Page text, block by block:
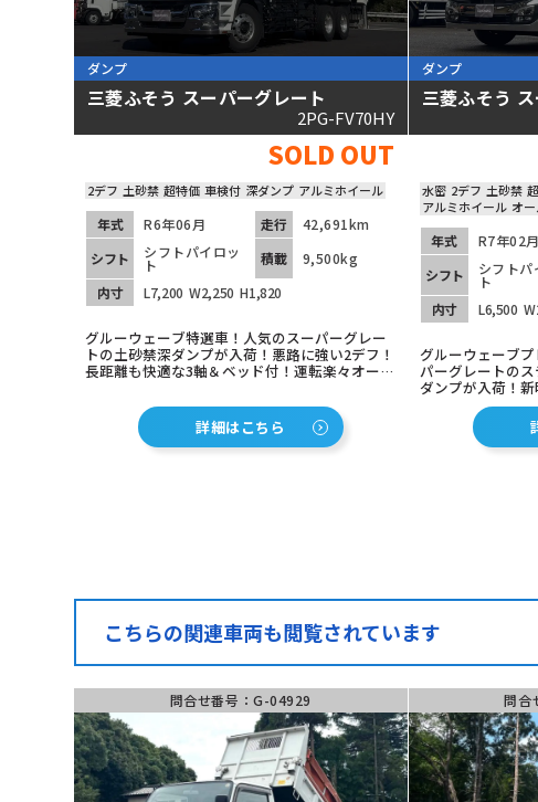
ダンプ
三菱ふそう スーパーグレート
2PG-FV70HY
SOLD OUT
2デフ 土砂禁 超特価 車検付 深ダンプ アルミホイール
年式 R6年06月 走行
42,691km
シフト
シフトパイロッ
ト 積載
9,500kg
内寸
L7,200 W2,250 H1,820
グルーウェーブ特選車！人気のスーパーグレー
トの土砂禁深ダンプが入荷！悪路に強い2デフ！
長距離も快適な3軸＆ベッド付！運転楽々オート
Bluetooth対応オーディオ＆バックカメラ！ア
ルミホイル装着済！詳細はこちら
ダンプ
三菱ふそう
水密 2デフ 土砂禁
アルミホイール オ
年式 R7年02月
シフト
シフトパ
ト
内寸
L6,500
グルーウェーブ
パーグレートの
ダンプが入荷！
ルも装着済み！
ブブレーキアシ
カメラも装備で
こちらの関連車両も閲覧されています
問合せ番号：G-04929 問合